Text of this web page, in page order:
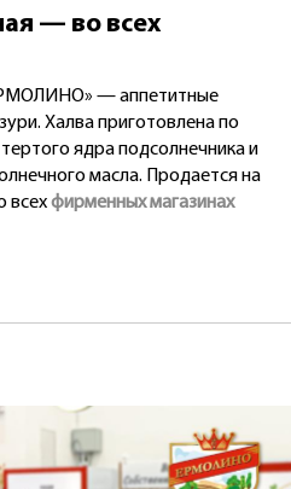
— во всех
— аппетитные
Халва приготовлена по
ядра подсолнечника и
масла. Продается на
всехфирменных магазинах